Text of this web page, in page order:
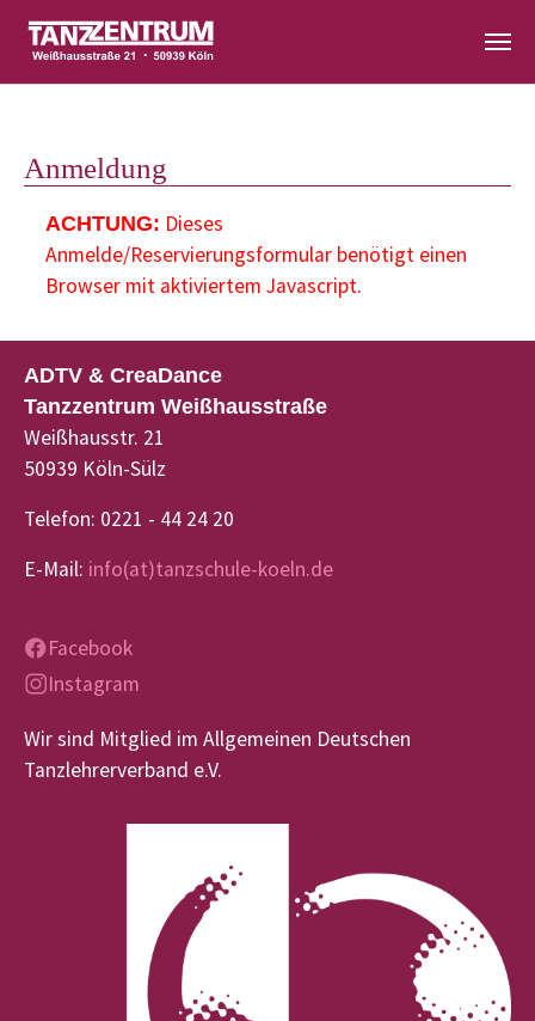
Anmeldung
ACHTUNG: Dieses
Anmelde/Reservierungsformular benötigt einen
Browser mit aktiviertem Javascript.
ADTV & CreaDance
Tanzzentrum Weißhausstraße
Weißhausstr. 21
50939 Köln-Sülz
Telefon: 0221 - 44 24 20
E-Mail: info(at)tanzschule-koeln.de
Facebook
Instagram
Wir sind Mitglied im Allgemeinen Deutschen
Tanzlehrerverband e.V.